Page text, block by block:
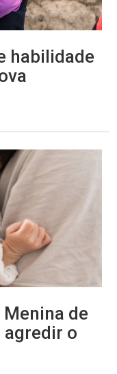
habilidade
Menina de
agredir o